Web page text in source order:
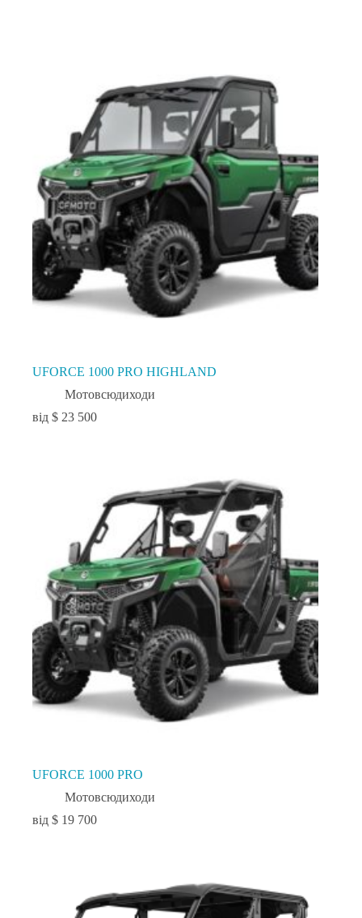
UFORCE 1000 PRO HIGHLAND
Мотовсюдиходи
$ 23 500
UFORCE 1000 PRO
Мотовсюдиходи
$ 19 700